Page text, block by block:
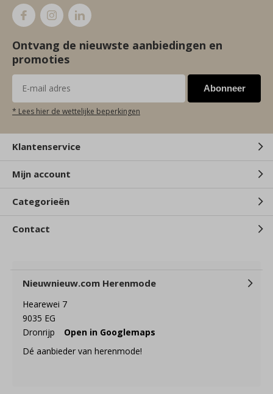
Ontvang de nieuwste aanbiedingen en
promoties
Abonneer
* Lees hier de wettelijke beperkingen
Klantenservice
Mijn account
Categorieën
Contact
Nieuwnieuw.com Herenmode
Hearewei 7
9035 EG
Dronrijp
Open in Googlemaps
Dé aanbieder van herenmode!